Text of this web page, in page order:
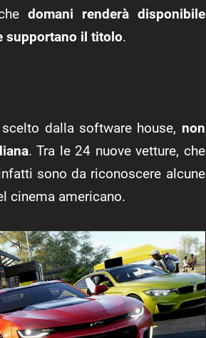
domani renderà disponibile
supportano il titolo.
dalla software house, non
. Tra le 24 nuove vetture, che
sono da riconoscere alcune
cinema americano.